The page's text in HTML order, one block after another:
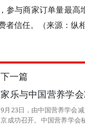
参与商家订单量最高
者信任。（来源：纵
下一篇
家乐与中国营养学
9月23日，由中国营养学会
京成功召开。中国营养学会